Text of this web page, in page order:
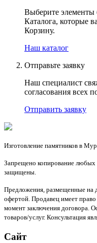
Выберите элементы
Каталога, которые
Корзину.
Наш каталог
Отправьте заявку
Наш специалист
согласования всех
Отправить заявку
Изготовление памятников в
Запрещено копирование любых
защищены.
Предложения, размещенные на
офертой. Продавец имеет
момент заключения договора.
товаров/услуг. Консультация
Сайт